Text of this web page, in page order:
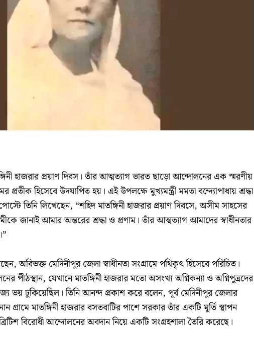
হাজরার প্রয়াণ দিবস। তাঁর আত্মত্যাগ ভারত ছাড়ো আন্দোলনের এক স্মরণীয়
হিসেবে উদযাপিত হয়। এই উপলক্ষে মুখ্যমন্ত্রী মমতা বন্দ্যোপাধায় শ্রদ্ধা
তিনি লিখেছেন, “শহিদ মাতঙ্গিনী হাজরার প্রয়াণ দিবসে, অসীম সাহসের
জানাই আমার অন্তরের শ্রদ্ধা ও প্রণাম। তাঁর আত্মত্যাগ আমাদের স্বাধীনতার
অবিভক্ত মেদিনীপুর জেলা স্বাধীনতা সংগ্রামে পথিকৃৎ হিসেবে পরিচিত।
পীঠস্থান, যেখানে মাতঙ্গিনী হাজরার মতো অসংখ্য অগ্নিকন্যা ও অগ্নিপুত্রদের
ভয় ঢুকিয়েছিল। তিনি আনন্দ প্রকাশ করে বলেন, পূর্ব মেদিনীপুর জেলার
গ্রামে মাতঙ্গিনী হাজরার বসতবাটির পাশে সরকার তাঁর একটি মূর্তি স্থাপন
বিরোধী আন্দোলনের অবদান নিয়ে একটি সংগ্রহশালা তৈরি করেছে।